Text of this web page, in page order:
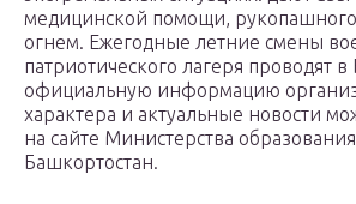
медицинской помощи,
огнем. Ежегодные летние смены
патриотического лагеря проводят
официальную информацию
характера и актуальные новости
на сайте Министерства
Башкортостан.